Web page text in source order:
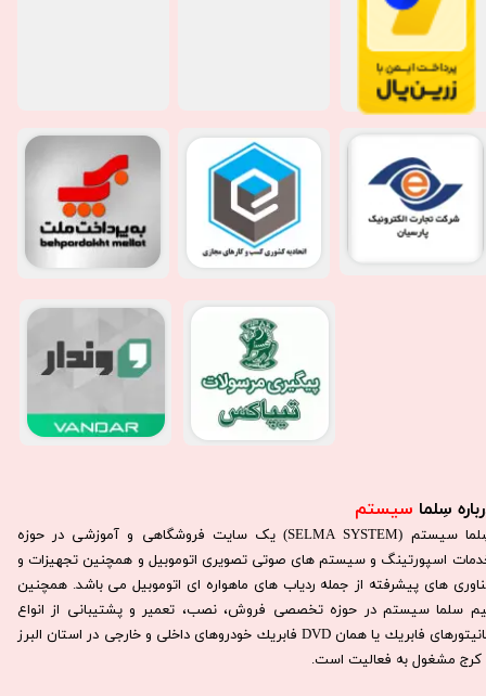
سِلما سیستم​​​​​​​
سِلما سيستم (SELMA SYSTEM) یک سایت فروشگاهی و آموزشی در حوزه
اسپورتینگ و سیستم های صوتی تصویری اتوموبیل و همچنین تجهیزات و
های پیشرفته از جمله ردیاب های ماهواره ای اتوموبیل می باشد. همچنين
سلما سيستم در حوزه تخصصی فروش، نصب، تعمير و پشتيبانی از انواع
مانيتورهای فابريك يا همان DVD فابريك خودروهای داخلی و خارجی در استان البرز
كرج مشغول به فعاليت است.​​​​​​​